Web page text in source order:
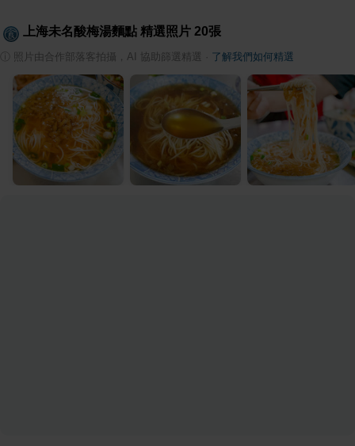
上海未名酸梅湯麵點 精選照片 20張
照片由合作部落客拍攝，AI 協助篩選精選 了解我們如何精選